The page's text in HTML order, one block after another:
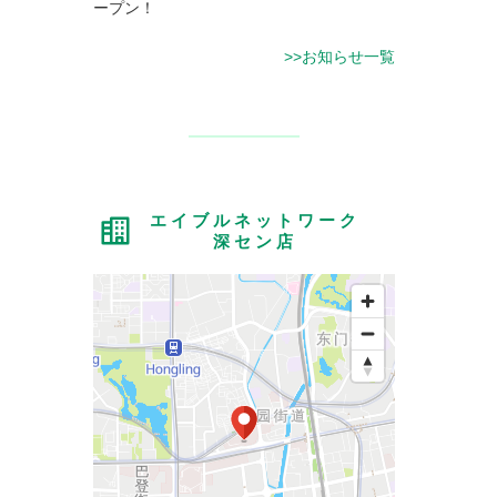
ープン！
>>お知らせ一覧
エイブルネットワーク
深セン店